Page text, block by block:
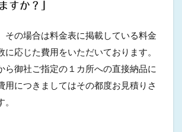
すか？」
その場合は料金表に掲載している料金
に応じた費用をいただいております。
ら御社ご指定の１カ所への直接納品に
用につきましてはその都度お見積りさ